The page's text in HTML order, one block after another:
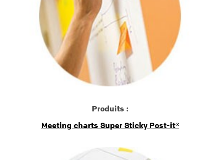
Produits :
Meeting charts Super Sticky Post-it®